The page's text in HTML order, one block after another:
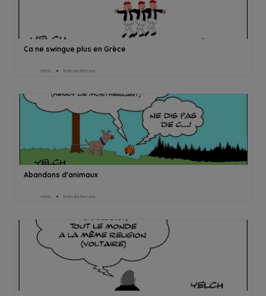
Ca ne swingue plus en Grèce
Yelch 1min de lecture
Abandons d'animaux
Yelch 1min de lecture